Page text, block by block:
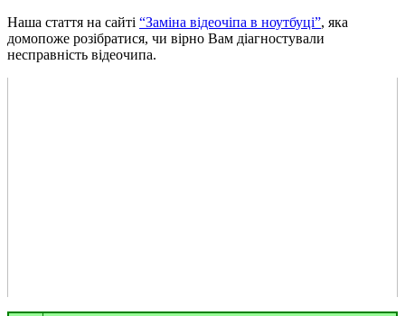
Наша стаття на сайті “Заміна відеочіпа в ноутбуці”, яка
домопоже розібратися, чи вірно Вам діагностували
несправність відеочипа.